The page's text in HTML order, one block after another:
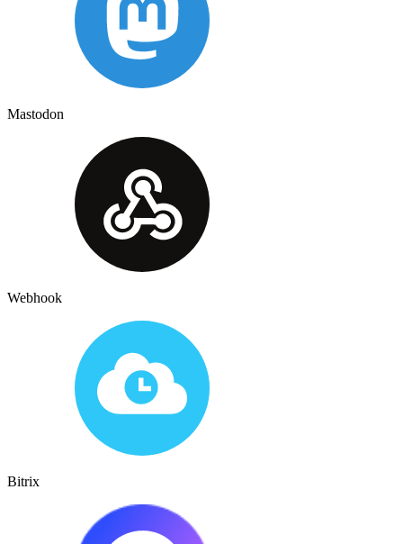
Mastodon
Webhook
Bitrix